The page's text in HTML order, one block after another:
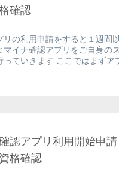
確認
リの利用申請をすると１週間
マイナ確認アプリをご自身の
っていきます ここではまずア
認アプリ利用開始申
格確認